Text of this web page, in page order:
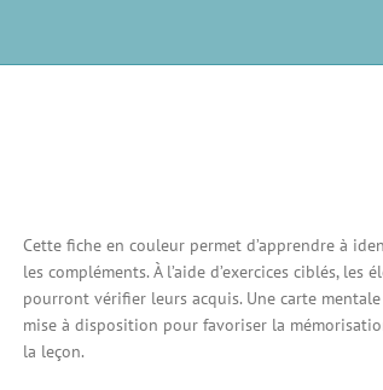
Cette fiche en couleur permet d’apprendre à
les compléments. À l’aide d’exercices ciblés, les
pourront vérifier leurs acquis. Une carte
mise à disposition pour favoriser la
la leçon.